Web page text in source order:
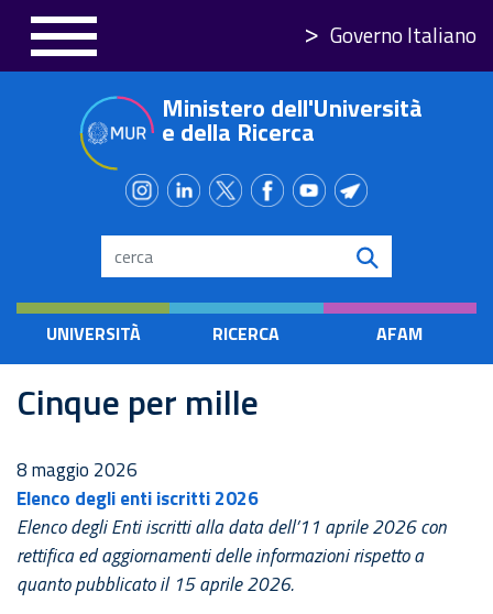
content
Governo Italiano
Ministero dell'Università
e della Ricerca
Search
UNIVERSITÀ RICERCA AFAM
Cinque per mille
8 maggio 2026
Elenco degli enti iscritti 2026
Elenco degli Enti iscritti alla data dell’11 aprile 2026 con
rettifica ed aggiornamenti delle informazioni rispetto a
quanto pubblicato il 15 aprile 2026.